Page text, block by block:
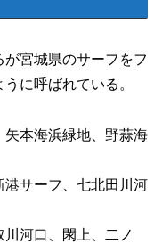
宮城県のサーフをフ
に呼ばれている。
矢本海浜緑地、野蒜海
港サーフ、七北田川河
河口、閖上、二ノ